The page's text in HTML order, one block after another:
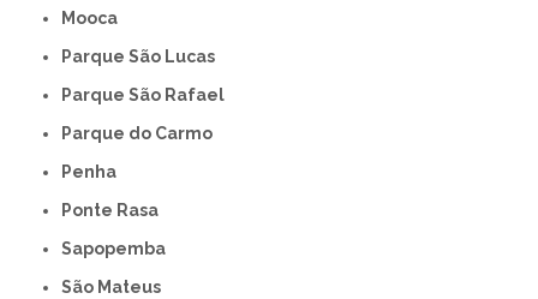
Mooca
Parque São Lucas
Parque São Rafael
Parque do Carmo
Penha
Ponte Rasa
Sapopemba
São Mateus